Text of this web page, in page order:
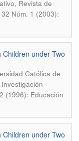
Revista de
Núm. 1 (2003):
under Two
Católica de
(1996): Educación
under Two